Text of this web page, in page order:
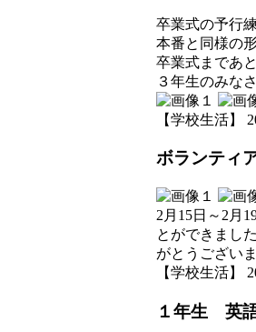
卒業式の予行
本番と同様の
卒業式まであ
３年生のみな
【学校生活】
ボランティ
2月15日～2月
とができまし
がとうございま
【学校生活】
１年生 英